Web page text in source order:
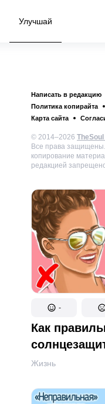
Улучшай
Написать в редакцию
Политика копирайта
Карта сайта
© 2014–2026
Все права
копирование
редакцией
-
Как
Жизнь